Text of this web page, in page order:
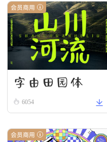
会员商用
字由田园体
6054
会员商用